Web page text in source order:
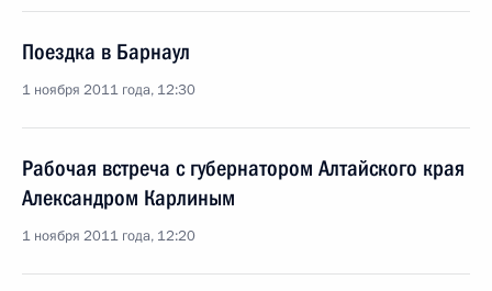
Поездка в Барнаул
1 ноября 2011 года, 12:30
Рабочая встреча с губернатором Алтайского края
Александром Карлиным
1 ноября 2011 года, 12:20